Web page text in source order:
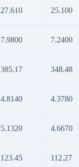
27.610 25.100
7.9800 7.2400
385.17 348.48
4.8140 4.3780
5.1320 4.6670
123.45 112.27